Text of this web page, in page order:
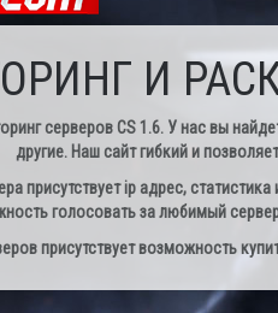
И
серверов CS 1.6. У нас вы
другие. Наш сайт гибкий и
присутствует ip адрес,
голосовать за любимый
присутствует возможность